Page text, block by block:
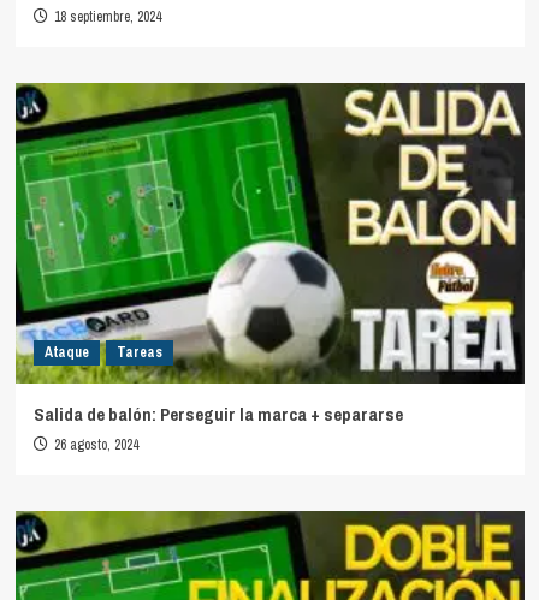
18 septiembre, 2024
Ataque Tareas
Salida de balón: Perseguir la marca + separarse
26 agosto, 2024